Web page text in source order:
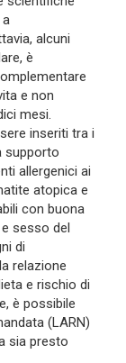
alcuni
è
e non
mesi.
inseriti tra i
supporto
allergenici ai
atopica e
con buona
sesso del
di
relazione
e rischio di
è possibile
(LARN)
sia presto